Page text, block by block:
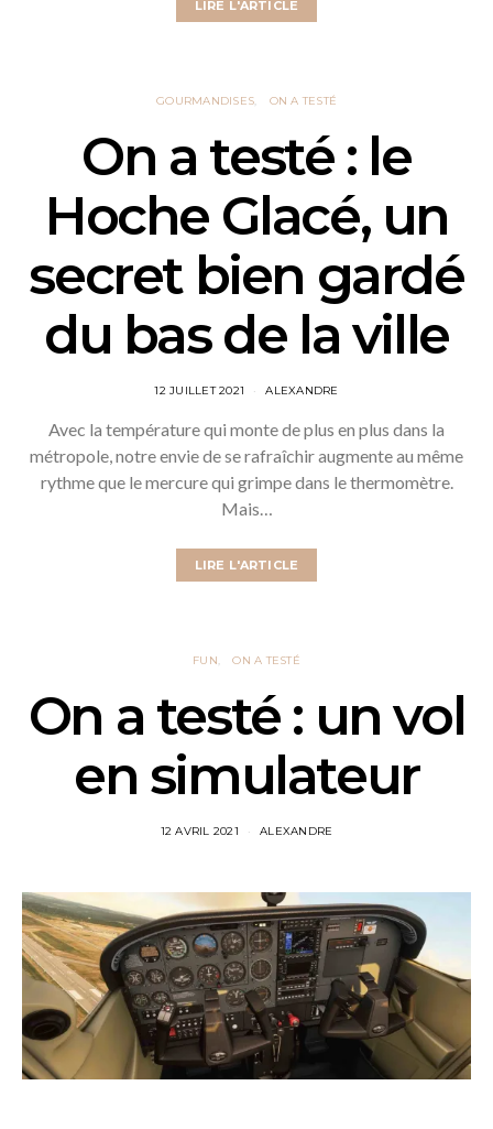
LIRE L'ARTICLE
GOURMANDISES ON A TESTÉ
On a testé : le
Hoche Glacé, un
secret bien gardé
du bas de la ville
12 JUILLET 2021 ALEXANDRE
Avec la température qui monte de plus en plus dans la
métropole, notre envie de se rafraîchir augmente au même
rythme que le mercure qui grimpe dans le thermomètre.
Mais…
LIRE L'ARTICLE
FUN ON A TESTÉ
On a testé : un vol
en simulateur
12 AVRIL 2021 ALEXANDRE